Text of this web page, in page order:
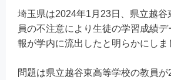
埼玉県は2024年1月23日、県立越谷
員の不注意により生徒の学習成績
報が学内に流出したと明らかにしま
問題は県立越谷東高等学校の教員が